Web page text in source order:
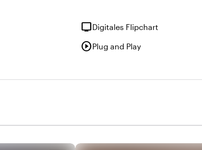
tvDigitales Flipchart
play_circlePlug and Play